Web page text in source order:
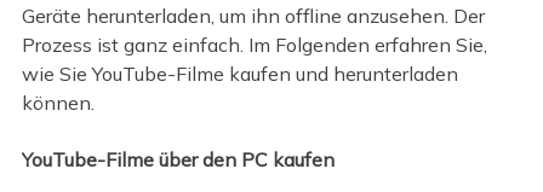
Geräte herunterladen, um ihn offline anzusehen. Der
Prozess ist ganz einfach. Im Folgenden erfahren Sie,
wie Sie YouTube-Filme kaufen und herunterladen
können.
YouTube-Filme über den PC kaufen